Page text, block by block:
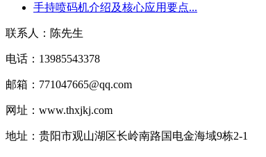
手持喷码机介绍及核心应用要点...
联系人：陈先生
电话：13985543378
邮箱：771047665@qq.com
网址：www.thxjkj.com
地址：贵阳市观山湖区长岭南路国电金海域9栋2-1